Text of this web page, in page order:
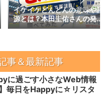
イケイケどんどんの意味や語
源とは？本田圭佑さんの発言
で話題の言葉を調べてみた｜
事＆最新記事
に過ごす小さなWeb情報
毎日をHappyに☆リスタ